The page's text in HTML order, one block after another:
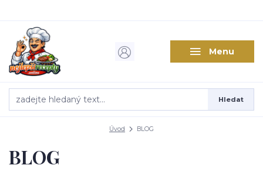
Menu
Hledat
Úvod BLOG
BLOG